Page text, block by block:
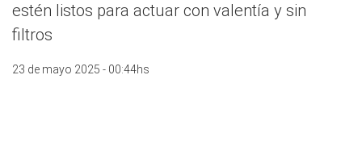
estén listos para actuar con valentía y sin
filtros
23 de mayo 2025 - 00:44hs